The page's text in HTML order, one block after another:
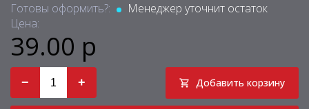
Готовы оформить?:
Менеджер уточнит остаток
Цена:
39.00 р
− + Добавить корзину